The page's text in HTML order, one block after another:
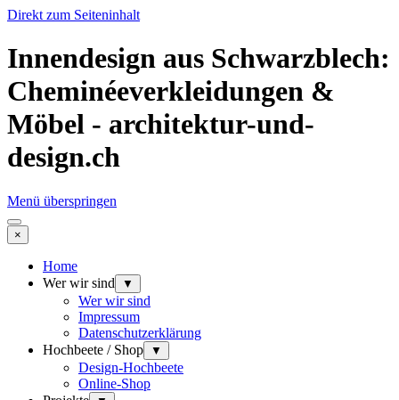
Direkt zum Seiteninhalt
Innendesign aus Schwarzblech:
Cheminéeverkleidungen &
Möbel - architektur-und-
design.ch
Menü überspringen
×
Home
Wer wir sind
▼
Wer wir sind
Impressum
Datenschutzerklärung
Hochbeete / Shop
▼
Design-Hochbeete
Online-Shop